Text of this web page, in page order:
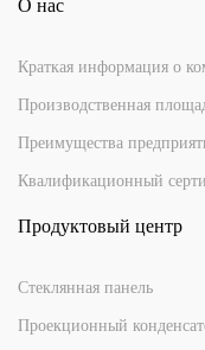
О нас
Краткая информация о
Производственная
Преимущества
Квалификационный
Продуктовый центр
Стеклянная панель
Проекционный